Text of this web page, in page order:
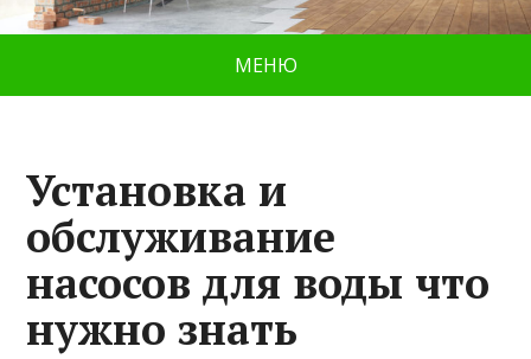
МЕНЮ
Установка и
обслуживание
насосов для воды что
нужно знать